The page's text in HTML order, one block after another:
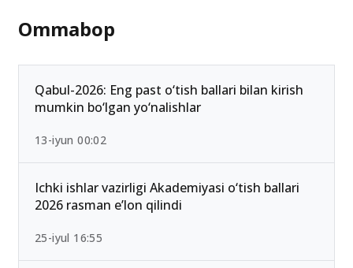
Ommabop
Qabul-2026: Eng past o‘tish ballari bilan kirish
mumkin bo‘lgan yo‘nalishlar
13-iyun 00:02
Ichki ishlar vazirligi Akademiyasi o‘tish ballari
2026 rasman e’lon qilindi
25-iyul 16:55